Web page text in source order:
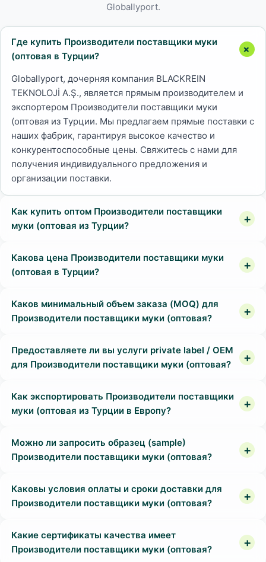
Globallyport.
Где купить Производители поставщики муки
(оптовая в Турции?
Globallyport, дочерняя компания BLACKREIN
TEKNOLOJİ A.Ş., является прямым производителем и
экспортером Производители поставщики муки
(оптовая из Турции. Мы предлагаем прямые поставки с
наших фабрик, гарантируя высокое качество и
конкурентоспособные цены. Свяжитесь с нами для
получения индивидуального предложения и
организации поставки.
Как купить оптом Производители поставщики
муки (оптовая из Турции?
Какова цена Производители поставщики муки
(оптовая в Турции?
Каков минимальный объем заказа (MOQ) для
Производители поставщики муки (оптовая?
Предоставляете ли вы услуги private label / OEM
для Производители поставщики муки (оптовая?
Как экспортировать Производители поставщики
муки (оптовая из Турции в Европу?
Можно ли запросить образец (sample)
Производители поставщики муки (оптовая?
Каковы условия оплаты и сроки доставки для
Производители поставщики муки (оптовая?
Какие сертификаты качества имеет
Производители поставщики муки (оптовая?